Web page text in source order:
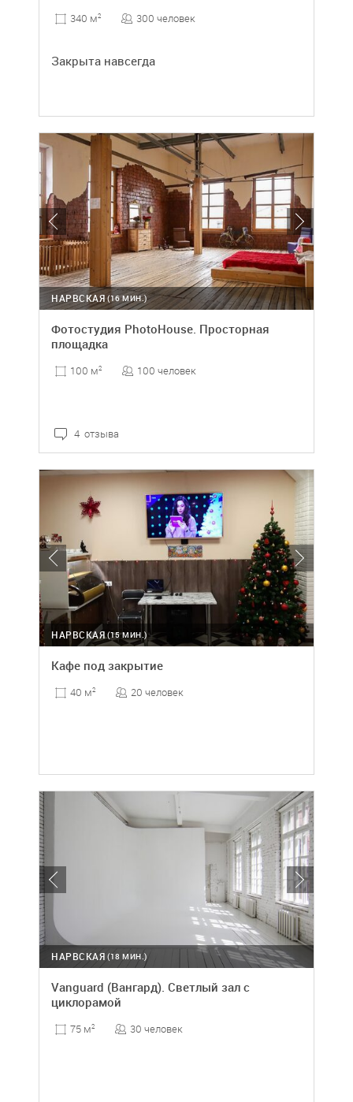
340 м2 300 человек
Закрыта навсегда
(16 МИН.)
НАРВСКАЯ
Фотостудия PhotoHouse. Просторная
площадка
100 м2 100 человек
4 отзыва
(15 МИН.)
НАРВСКАЯ
Кафе под закрытие
40 м2 20 человек
(18 МИН.)
НАРВСКАЯ
Vanguard (Вангард). Светлый зал с
циклорамой
75 м2 30 человек